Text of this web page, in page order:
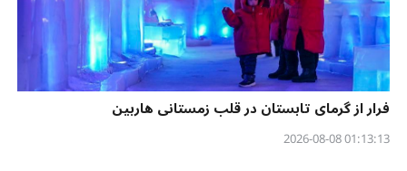
فرار از گرمای تابستان در قلب زمستانی هاربین
01:13:13 2026-08-08